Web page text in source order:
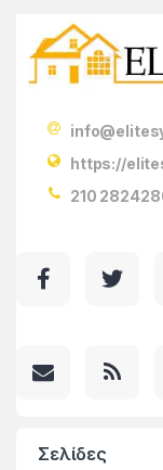
https://
210
Σελίδες